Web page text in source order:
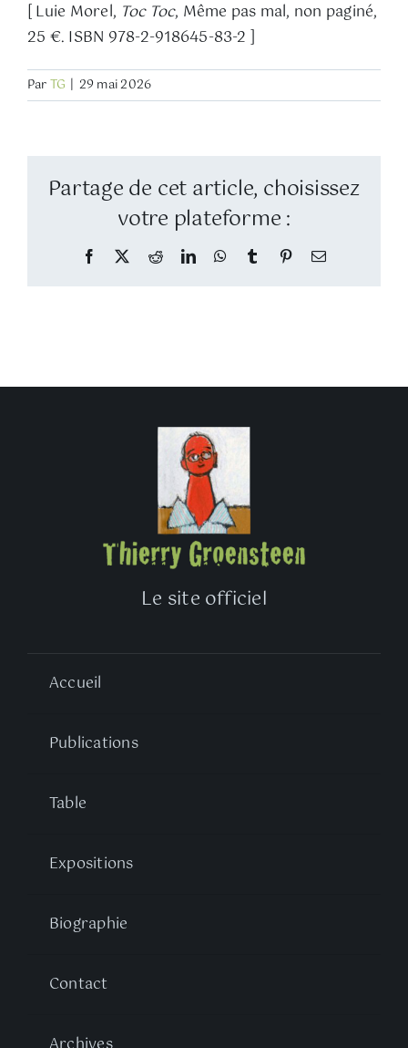
[ Luie Morel, Toc Toc, Même pas mal, non paginé,
25 €. ISBN 978-2-918645-83-2 ]
ParTG | 29 mai 2026
Partage de cet article, choisissez
votre plateforme :
Facebook
TwitterRedditLinkedInWhatsApp
TumblrPinterestEmail
Le site officiel
Accueil
Publications
Table
Expositions
Biographie
Contact